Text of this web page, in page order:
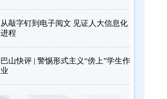
从敲字钉到电子阅文 见证人大信息化
进程
巴山快评 | 警惕形式主义“傍上”学生作
业